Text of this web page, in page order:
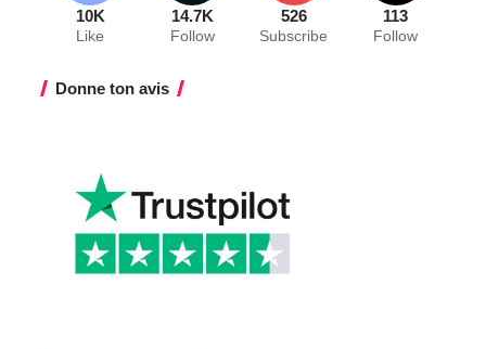
10K
Like
14.7K
Follow
526
Subscribe
113
Follow
Donne ton avis